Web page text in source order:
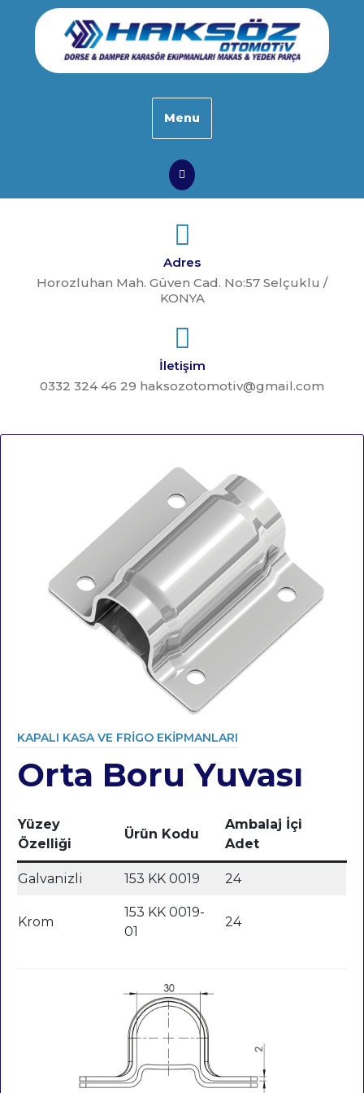
content
Menu
Search
Adres
Horozluhan Mah. Güven Cad. No:57 Selçuklu /
KONYA
İletişim
0332 324 46 29 haksozotomotiv@gmail.com
KAPALI KASA VE FRIGO EKIPMANLARI
Category
Orta Boru Yuvası
Yüzey
Özelliği
Ürün Kodu
Ambalaj İçi
Adet
Galvanizli 153 KK 0019 24
Krom
153 KK 0019-
01
24